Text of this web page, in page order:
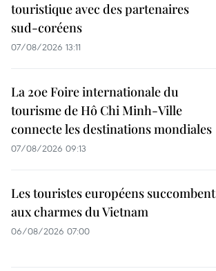
touristique avec des partenaires
sud-coréens
07/08/2026 13:11
La 20e Foire internationale du
tourisme de Hô Chi Minh-Ville
connecte les destinations mondiales
07/08/2026 09:13
Les touristes européens succombent
aux charmes du Vietnam
06/08/2026 07:00